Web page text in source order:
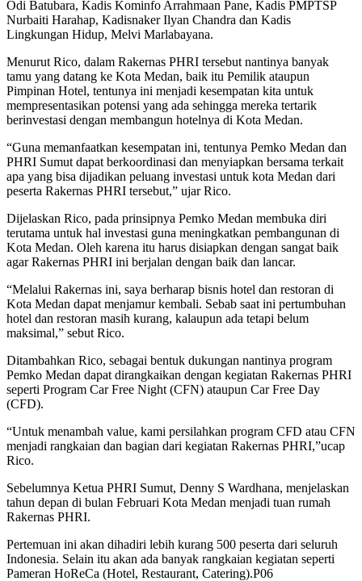
Odi Batubara, Kadis Kominfo Arrahmaan Pane, Kadis PMPTSP
Nurbaiti Harahap, Kadisnaker Ilyan Chandra dan Kadis
Lingkungan Hidup, Melvi Marlabayana.
Menurut Rico, dalam Rakernas PHRI tersebut nantinya banyak
tamu yang datang ke Kota Medan, baik itu Pemilik ataupun
Pimpinan Hotel, tentunya ini menjadi kesempatan kita untuk
mempresentasikan potensi yang ada sehingga mereka tertarik
berinvestasi dengan membangun hotelnya di Kota Medan.
“Guna memanfaatkan kesempatan ini, tentunya Pemko Medan dan
PHRI Sumut dapat berkoordinasi dan menyiapkan bersama terkait
apa yang bisa dijadikan peluang investasi untuk kota Medan dari
peserta Rakernas PHRI tersebut,” ujar Rico.
Dijelaskan Rico, pada prinsipnya Pemko Medan membuka diri
terutama untuk hal investasi guna meningkatkan pembangunan di
Kota Medan. Oleh karena itu harus disiapkan dengan sangat baik
agar Rakernas PHRI ini berjalan dengan baik dan lancar.
“Melalui Rakernas ini, saya berharap bisnis hotel dan restoran di
Kota Medan dapat menjamur kembali. Sebab saat ini pertumbuhan
hotel dan restoran masih kurang, kalaupun ada tetapi belum
maksimal,” sebut Rico.
Ditambahkan Rico, sebagai bentuk dukungan nantinya program
Pemko Medan dapat dirangkaikan dengan kegiatan Rakernas PHRI
seperti Program Car Free Night (CFN) ataupun Car Free Day
(CFD).
“Untuk menambah value, kami persilahkan program CFD atau CFN
menjadi rangkaian dan bagian dari kegiatan Rakernas PHRI,”ucap
Rico.
Sebelumnya Ketua PHRI Sumut, Denny S Wardhana, menjelaskan
tahun depan di bulan Februari Kota Medan menjadi tuan rumah
Rakernas PHRI.
Pertemuan ini akan dihadiri lebih kurang 500 peserta dari seluruh
Indonesia. Selain itu akan ada banyak rangkaian kegiatan seperti
Pameran HoReCa (Hotel, Restaurant, Catering).P06